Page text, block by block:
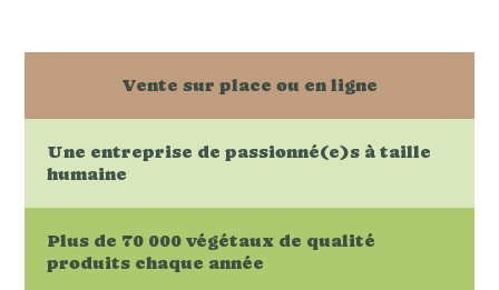
Vente sur place ou en ligne
Une entreprise de passionné(e)s à taille
humaine
Plus de 70 000 végétaux de qualité
produits chaque année